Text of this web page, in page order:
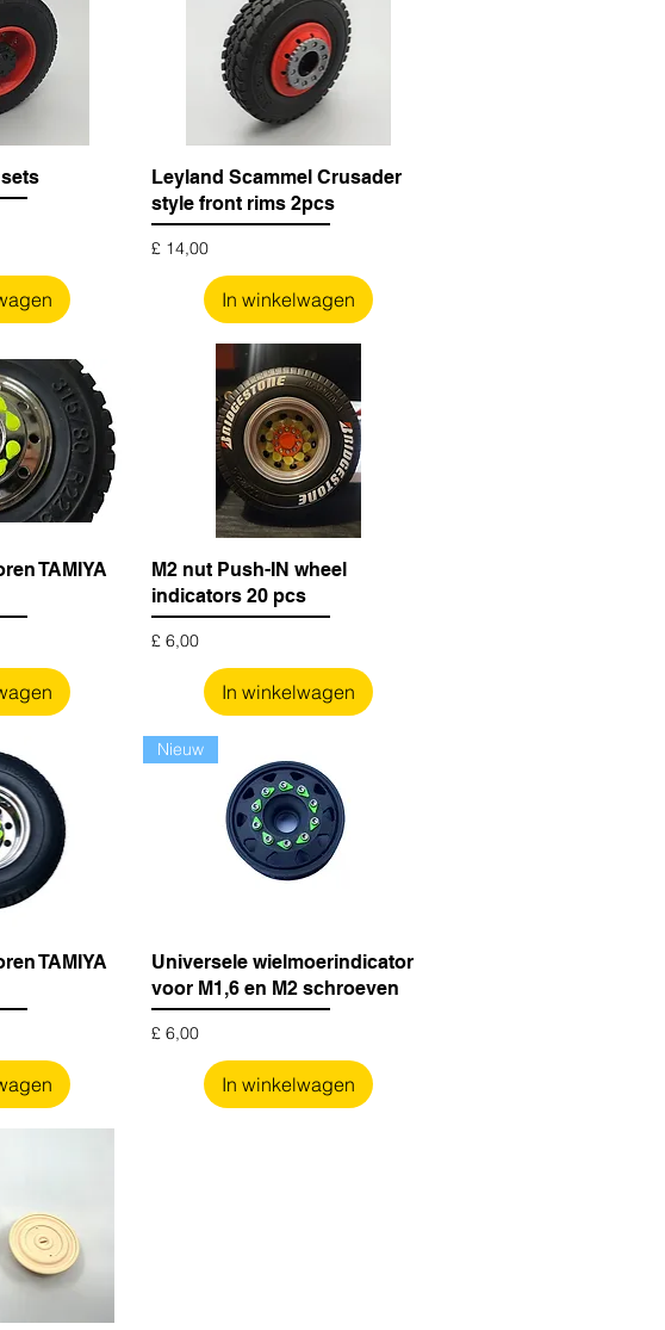
Leyland Scammel Crusader
style front rims 2pcs
Prijs
£ 14,00
In winkelwagen
TAMIYA
M2 nut Push-IN wheel
indicators 20 pcs
Prijs
£ 6,00
In winkelwagen
TAMIYA
Nieuw
Universele wielmoerindicator
voor M1,6 en M2 schroeven
Prijs
£ 6,00
In winkelwagen